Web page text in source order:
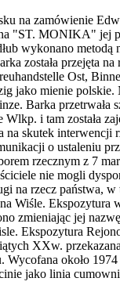
na zamówienie
"ST. MONIKA" jej
wykonano metodą
została przejęta
Ost,
jako mienie
Barka przetrwała
i tam została
na skutek interwencji
o ustaleniu
rzecznym z 7
nie mogli
na rzecz państwa,
Wiśle. Ekspozytura
zmieniając jej
Ekspozytura
XXw.
Wycofana około
jako linia